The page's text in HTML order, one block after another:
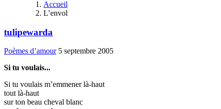
Accueil
L’envol
tulipewarda
Poèmes d’amour 5 septembre 2005
Si tu voulais...
Si tu voulais m’emmener là-haut
tout là-haut
sur ton beau cheval blanc